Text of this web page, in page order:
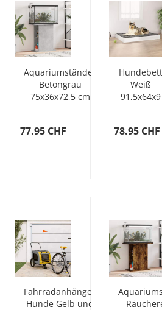
Aquariumständer
Betongrau
75x36x72,5 cm
77.95 CHF
Hundebett
Weiß
91,5x64x9
Kiefer
78.95 CHF
Fahrradanhänger
Hunde Gelb und